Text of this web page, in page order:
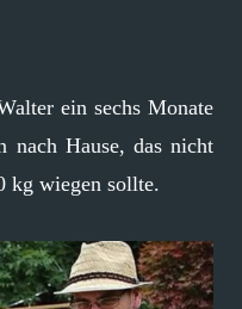
ein sechs Monate
nach Hause, das nicht
kg wiegen sollte.